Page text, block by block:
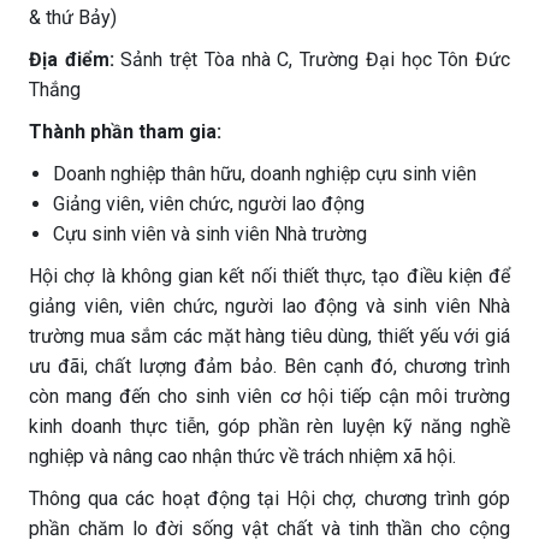
& thứ Bảy)
Địa điểm:Sảnh trệt Tòa nhà C, Trường Đại học Tôn Đức
Thắng
Thành phần tham gia:
Doanh nghiệp thân hữu, doanh nghiệp cựu sinh viên
Giảng viên, viên chức, người lao động
Cựu sinh viên và sinh viên Nhà trường
Hội chợ là không gian kết nối thiết thực, tạo điều kiện để
giảng viên, viên chức, người lao động và sinh viên Nhà
trường mua sắm các mặt hàng tiêu dùng, thiết yếu với giá
ưu đãi, chất lượng đảm bảo. Bên cạnh đó, chương trình
còn mang đến cho sinh viên cơ hội tiếp cận môi trường
kinh doanh thực tiễn, góp phần rèn luyện kỹ năng nghề
nghiệp và nâng cao nhận thức về trách nhiệm xã hội.
Thông qua các hoạt động tại Hội chợ, chương trình góp
phần chăm lo đời sống vật chất và tinh thần cho cộng